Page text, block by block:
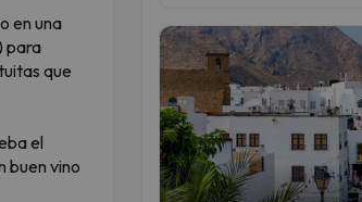
en una
para
que
el
buen vino